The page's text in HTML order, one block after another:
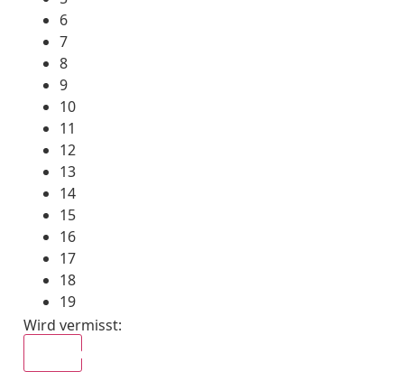
6
7
8
9
10
11
12
13
14
15
16
17
18
19
Wird vermisst: